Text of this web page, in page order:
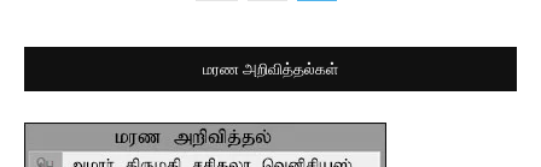
மரண அறிவித்தல்கள்